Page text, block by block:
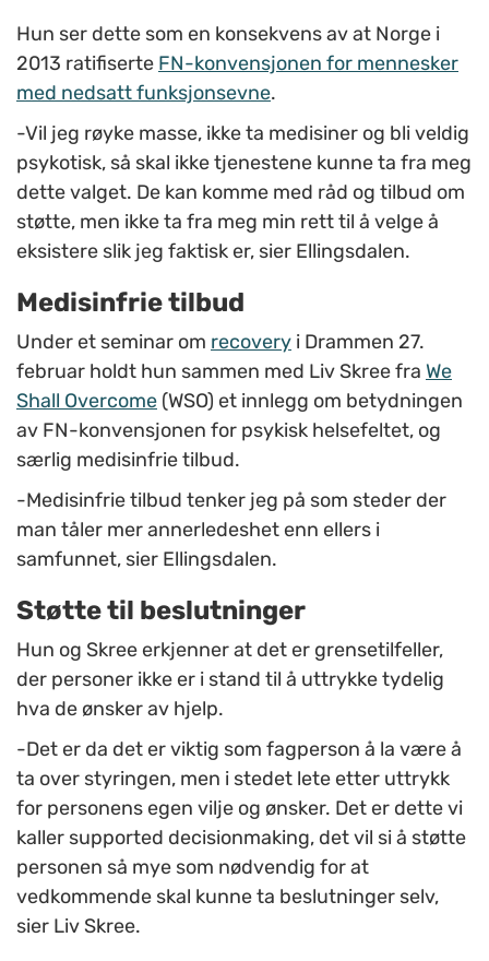
Hun ser dette som en konsekvens av at Norge i
2013 ratifiserte FN-konvensjonen for mennesker
med nedsatt funksjonsevne.
-Vil jeg røyke masse, ikke ta medisiner og bli veldig
psykotisk, så skal ikke tjenestene kunne ta fra meg
dette valget. De kan komme med råd og tilbud om
støtte, men ikke ta fra meg min rett til å velge å
eksistere slik jeg faktisk er, sier Ellingsdalen.
Medisinfrie tilbud
Under et seminar om recovery i Drammen 27.
februar holdt hun sammen med Liv Skree fra We
Shall Overcome (WSO) et innlegg om betydningen
av FN-konvensjonen for psykisk helsefeltet, og
særlig medisinfrie tilbud.
-Medisinfrie tilbud tenker jeg på som steder der
man tåler mer annerledeshet enn ellers i
samfunnet, sier Ellingsdalen.
Støtte til beslutninger
Hun og Skree erkjenner at det er grensetilfeller,
der personer ikke er i stand til å uttrykke tydelig
hva de ønsker av hjelp.
-Det er da det er viktig som fagperson å la være å
ta over styringen, men i stedet lete etter uttrykk
for personens egen vilje og ønsker. Det er dette vi
kaller supported decisionmaking, det vil si å støtte
personen så mye som nødvendig for at
vedkommende skal kunne ta beslutninger selv,
sier Liv Skree.